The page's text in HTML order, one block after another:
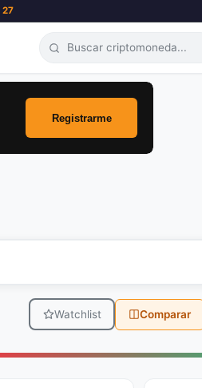
27
Watchlist Comparar